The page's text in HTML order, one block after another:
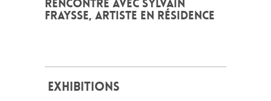
RENCONTRE AVEC SYLVAIN
FRAYSSE, ARTISTE EN RÉSIDENCE
EXHIBITIONS